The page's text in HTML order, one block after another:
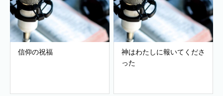
信仰の祝福
神はわたしに報いてくださ
った